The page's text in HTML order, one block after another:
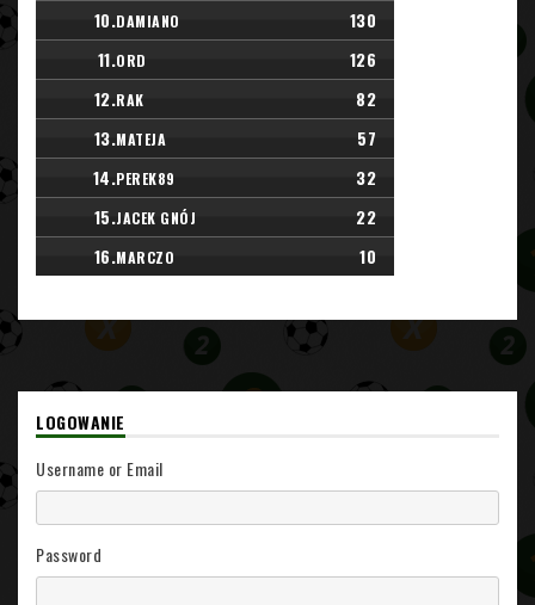
10.DAMIANO
130
11.ORD
126
12.RAK
82
13.MATEJA
57
14.PEREK89
32
15.JACEK GNÓJ
22
16.MARCZO 10
LOGOWANIE
Username or Email
Password